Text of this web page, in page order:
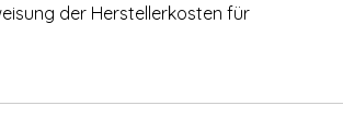
der Herstellerkosten für